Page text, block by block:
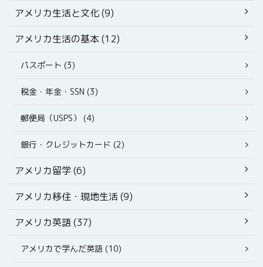
アメリカ生活と文化 (9)
アメリカ生活の基本 (12)
パスポート (3)
税金・年金・SSN (3)
郵便局（USPS） (4)
銀行・クレジットカード (2)
アメリカ留学 (6)
アメリカ移住・現地生活 (9)
アメリカ英語 (37)
アメリカで学んだ英語 (10)